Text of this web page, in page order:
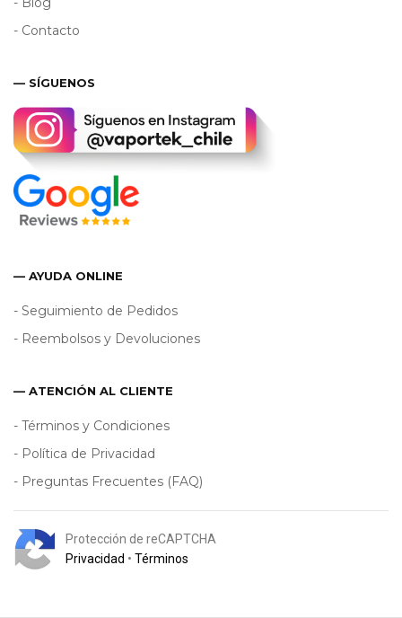
- Contacto
— SÍGUENOS
— AYUDA ONLINE
- Seguimiento de Pedidos
- Reembolsos y Devoluciones
— ATENCIÓN AL CLIENTE
- Términos y Condiciones
- Política de Privacidad
- Preguntas Frecuentes (FAQ)
Protección de reCAPTCHA
Privacidad • Términos